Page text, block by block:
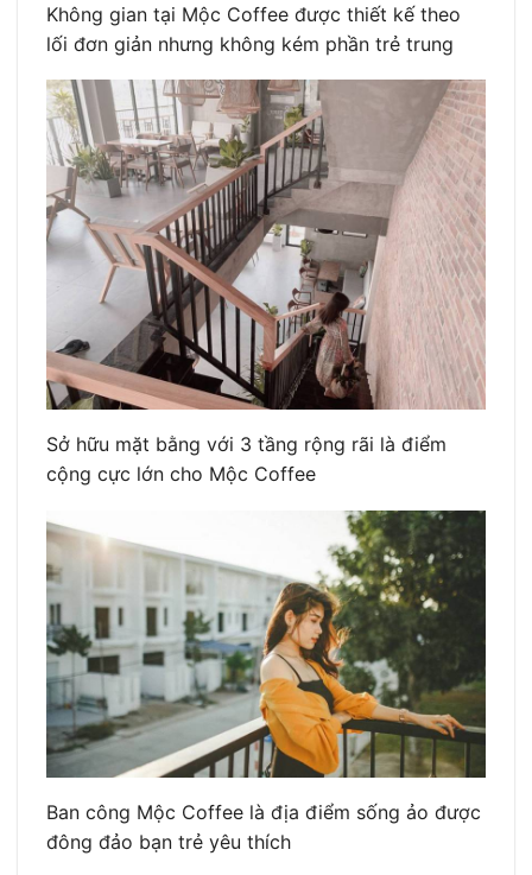
Không gian tại Mộc Coffee được thiết kế theo
lối đơn giản nhưng không kém phần trẻ trung
Sở hữu mặt bằng với 3 tầng rộng rãi là điểm
cộng cực lớn cho Mộc Coffee
Ban công Mộc Coffee là địa điểm sống ảo được
đông đảo bạn trẻ yêu thích